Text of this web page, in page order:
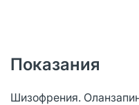
Показания
Шизофрения.